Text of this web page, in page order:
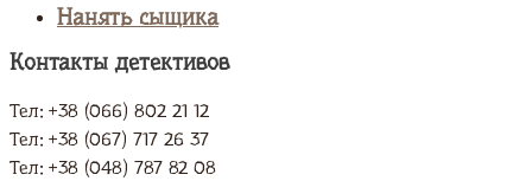
Нанять сыщика
Контакты детективов
Тел: +38 (066) 802 21 12
Тел: +38 (067) 717 26 37
Тел: +38 (048) 787 82 08